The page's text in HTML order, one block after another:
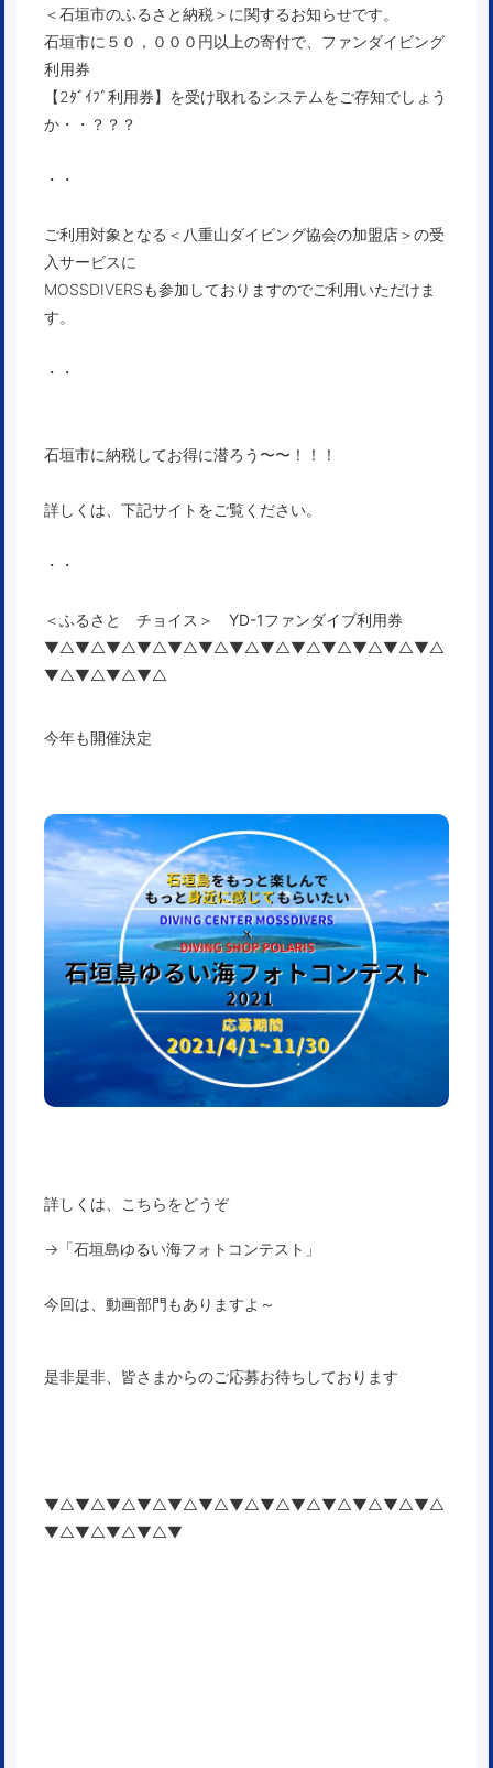
＜石垣市のふるさと納税＞に関するお知らせです。
石垣市に５０，０００円以上の寄付で、ファンダイビング
利用券
【2ﾀﾞｲﾌﾞ利用券】を受け取れるシステムをご存知でしょう
か・・？？？
・・
ご利用対象となる＜八重山ダイビング協会の加盟店＞の受
入サービスに
MOSSDIVERSも参加しておりますのでご利用いただけま
す。
・・
石垣市に納税してお得に潜ろう〜〜！！！
詳しくは、下記サイトをご覧ください。
・・
＜ふるさと チョイス＞ YD-1ファンダイブ利用券
▼△▼△▼△▼△▼△▼△▼△▼△▼△▼△▼△▼△▼△
▼△▼△▼△▼△
今年も開催決定
詳しくは、こちらをどうぞ
→「石垣島ゆるい海フォトコンテスト 」
今回は、動画部門もありますよ～
是非是非、皆さまからのご応募お待ちしております
▼△▼△▼△▼△▼△▼△▼△▼△▼△▼△▼△▼△▼△
▼△▼△▼△▼△▼